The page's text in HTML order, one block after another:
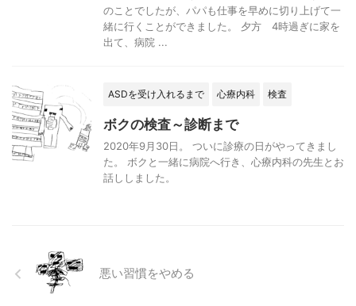
のことでしたが、パパも仕事を早めに切り上げて一
緒に行くことができました。 夕方 4時過ぎに家を
出て、病院 ...
ASDを受け入れるまで 心療内科 検査
ボクの検査～診断まで
2020年9月30日。 ついに診療の日がやってきまし
た。 ボクと一緒に病院へ行き、心療内科の先生とお
話ししました。
悪い習慣をやめる